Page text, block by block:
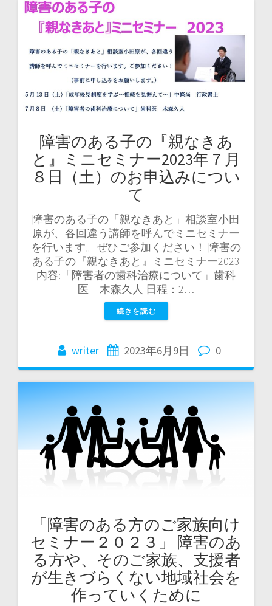
障害のある子の『親なきあ
と』ミニセミナー2023年７月
８日（土）のお申込みについ
て
障害のある子の「親なきあと」相談室小田
原が、各回違う講師を呼んでミニセミナー
を行います。ぜひご参加ください！ 障害の
ある子の『親なきあと』ミニセミナー2023
内容:「障害者の歯科治療について」歯科
医 木森久人 日程：2…
続きを読む
writer 2023年6月9日 0
「障害のある方のご家族向け
セミナー２０２３」 障害のあ
る方や、そのご家族、支援者
が生きづらくない地域社会を
作っていくために